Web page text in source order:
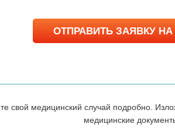
Израиле, лучший вариант –
лечение на базе крупного
Подробнее
ОТПРАВИТЬ ЗАЯВКУ
свой медицинский случай подробно.
медицинские